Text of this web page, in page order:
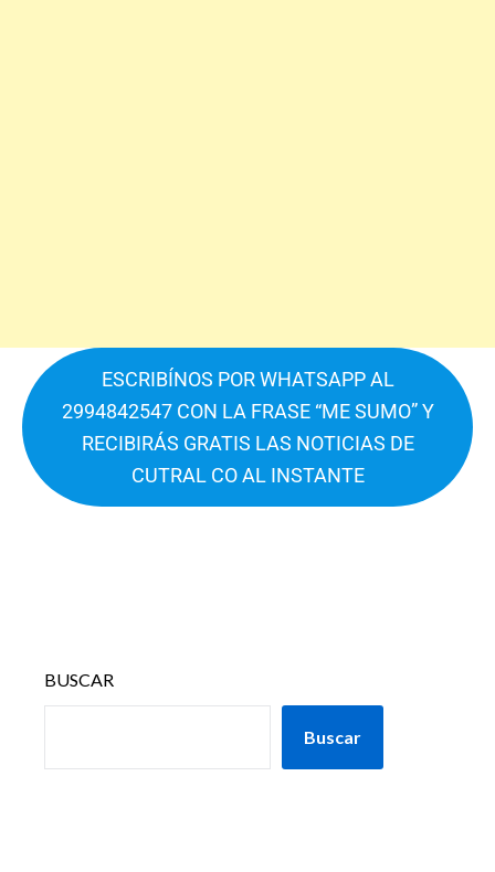
ESCRIBÍNOS POR WHATSAPP AL
2994842547 CON LA FRASE “ME SUMO” Y
RECIBIRÁS GRATIS LAS NOTICIAS DE
CUTRAL CO AL INSTANTE
BUSCAR
Buscar